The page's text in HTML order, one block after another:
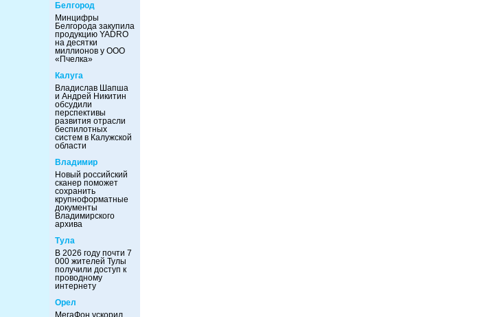
Белгород
Минцифры
Белгорода закупила
продукцию YADRO
на десятки
миллионов у ООО
«Пчелка»
Калуга
Владислав Шапша
и Андрей Никитин
обсудили
перспективы
развития отрасли
беспилотных
систем в Калужской
области
Владимир
Новый российский
сканер поможет
сохранить
крупноформатные
документы
Владимирского
архива
Тула
В 2026 году почти 7
000 жителей Тулы
получили доступ к
проводному
интернету
Орел
МегаФон ускорил